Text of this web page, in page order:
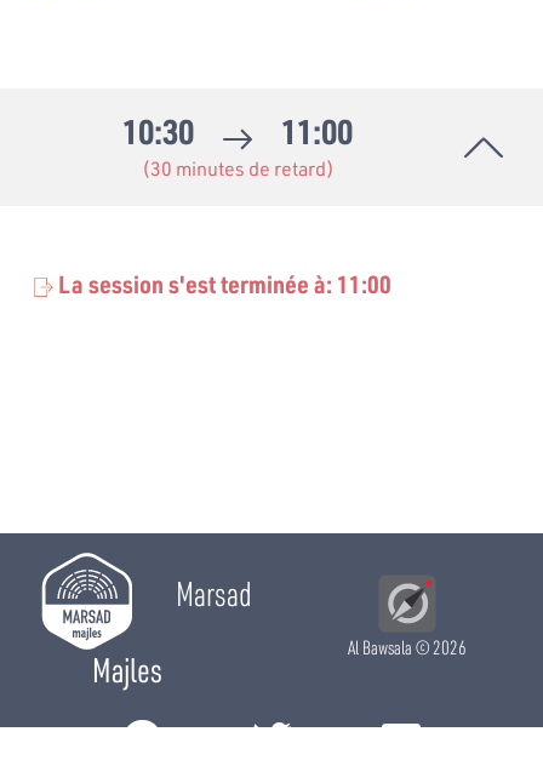
10:30 11:00
(30 minutes de retard)
La session s'est terminée à: 11:00
Marsad
Majles
Al Bawsala© 2026